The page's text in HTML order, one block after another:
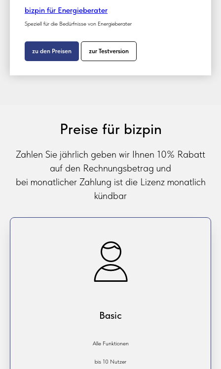
bizpin für Energieberater
Speziell für die Bedürfnisse von Energieberater
zu den Preisen zur Testversion
Preise für bizpin
Zahlen Sie jährlich geben wir Ihnen 10% Rabatt
auf den Rechnungsbetrag und
bei monatlicher Zahlung ist die Lizenz monatlich
kündbar
Basic
Alle Funktionen
bis 10 Nutzer